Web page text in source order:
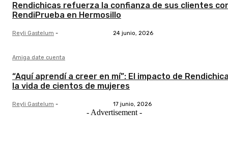
Rendichicas refuerza la confianza de sus clientes
RendiPrueba en Hermosillo
Reyli Gastelum - 24 junio, 2026
Amiga date cuenta
“Aquí aprendí a creer en mí”: El impacto de
la vida de cientos de mujeres
Reyli Gastelum - 17 junio, 2026
- Advertisement -